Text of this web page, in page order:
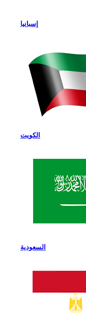
إسبانيا
الكويت
السعودية